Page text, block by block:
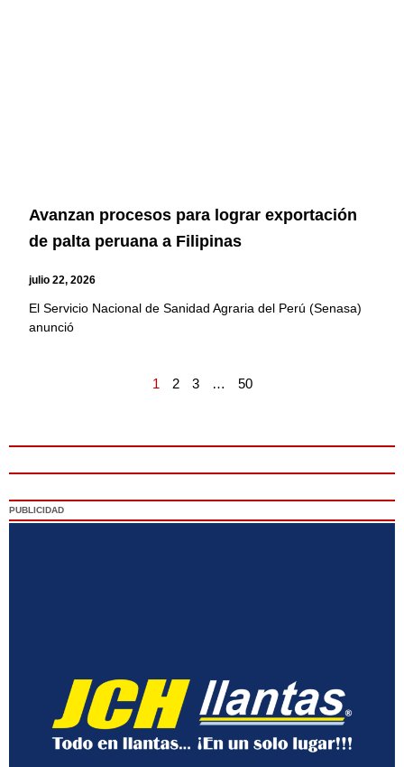
Avanzan procesos para lograr exportación
de palta peruana a Filipinas
julio 22, 2026
El Servicio Nacional de Sanidad Agraria del Perú (Senasa)
anunció
1 2 3 … 50
PUBLICIDAD